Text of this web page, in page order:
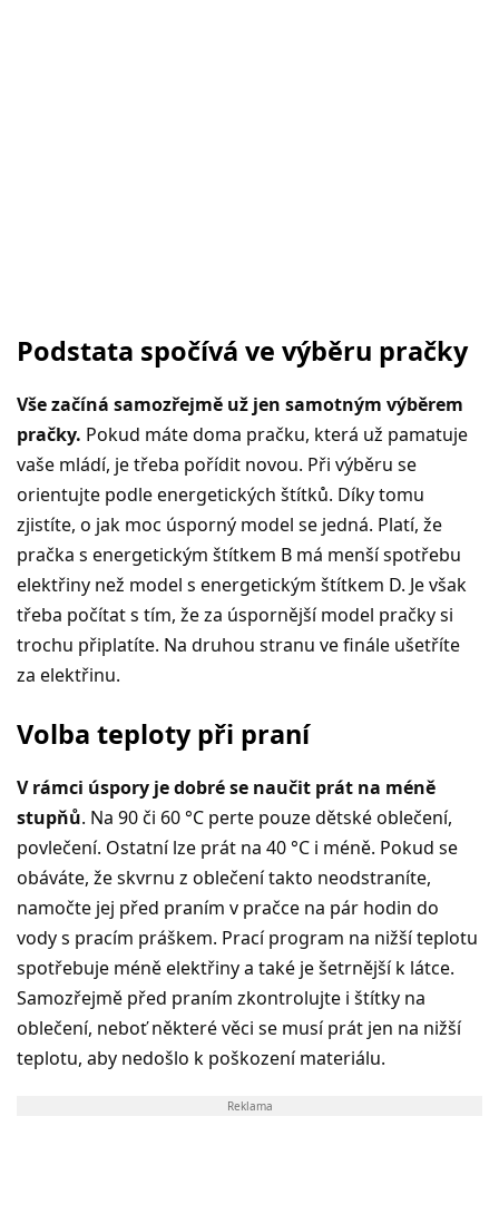
Podstata spočívá ve výběru pračky
Vše začíná samozřejmě už jen samotným výběrem
pračky. Pokud máte doma pračku, která už pamatuje
vaše mládí, je třeba pořídit novou. Při výběru se
orientujte podle energetických štítků. Díky tomu
zjistíte, o jak moc úsporný model se jedná. Platí, že
pračka s energetickým štítkem B má menší spotřebu
elektřiny než model s energetickým štítkem D. Je však
třeba počítat s tím, že za úspornější model pračky si
trochu připlatíte. Na druhou stranu ve finále ušetříte
za elektřinu.
Volba teploty při praní
V rámci úspory je dobré se naučit prát na méně
stupňů. Na 90 či 60 °C perte pouze dětské oblečení,
povlečení. Ostatní lze prát na 40 °C i méně. Pokud se
obáváte, že skvrnu z oblečení takto neodstraníte,
namočte jej před praním v pračce na pár hodin do
vody s pracím práškem. Prací program na nižší teplotu
spotřebuje méně elektřiny a také je šetrnější k látce.
Samozřejmě před praním zkontrolujte i štítky na
oblečení, neboť některé věci se musí prát jen na nižší
teplotu, aby nedošlo k poškození materiálu.
Reklama